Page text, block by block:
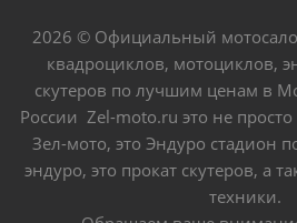
2026 © Официальный
квадроциклов, мотоциклов,
скутеров по лучшим ценам в
России Zel-moto.ru это не
Зел-мото, это Эндуро стадион
эндуро, это прокат скутеров, а
техники.